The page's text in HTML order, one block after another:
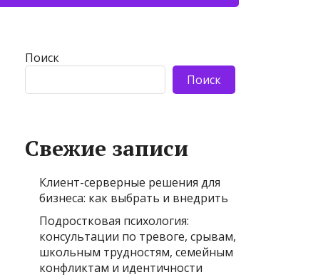
Поиск
Поиск
Свежие записи
Клиент-серверные решения для
бизнеса: как выбрать и внедрить
Подростковая психология:
консультации по тревоге, срывам,
школьным трудностям, семейным
конфликтам и идентичности